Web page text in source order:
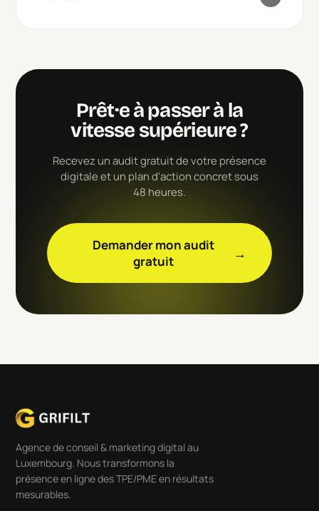
Prêt·e à passer à la
vitesse supérieure ?
Recevez un audit gratuit de votre présence
digitale et un plan d'action concret sous
48 heures.
Demander mon audit
gratuit
→
Agence de conseil & marketing digital au
Luxembourg. Nous transformons la
présence en ligne des TPE/PME en résultats
mesurables.